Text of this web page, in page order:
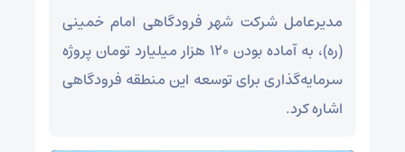
مدیرعامل شرکت شهر فرودگاهی امام خمینی
(ره)، به آماده بودن ۱۲۰ هزار میلیارد تومان پروژه
سرمایه‌گذاری برای توسعه این منطقه فرودگاهی
اشاره کرد.